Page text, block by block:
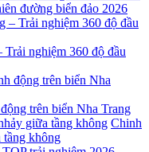
đường biển đảo 2026
nghiệm 360 độ đầu
trên biển Nha Trang
Chinh
không